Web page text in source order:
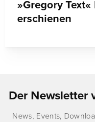
»Gregory
erschienen
Der Newsletter
News, Events,